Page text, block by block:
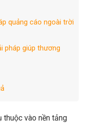
quảng cáo ngoài trời
pháp giúp thương
thuộc vào nền tảng